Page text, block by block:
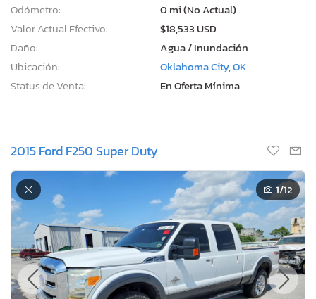
Odómetro:
0 mi (No Actual)
Valor Actual Efectivo:
$18,533 USD
Daño:
Agua / Inundación
Ubicación:
Oklahoma City, OK
Status de Venta:
En Oferta Mínima
2015 Ford F250 Super Duty
1/12